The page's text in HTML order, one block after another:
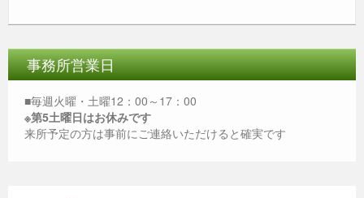
c
e
b
o
o
k
tt
er
e ss
e
n
g
er
ailat
s
A
p
事務所営業日
■毎週火曜・土曜12：00～17：00
※第5土曜日はお休みです
来所予定の方は事前にご連絡いただけると確実です